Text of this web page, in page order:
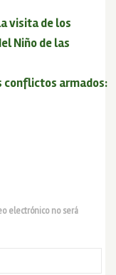
visita de los
Niño de las
conflictos armados:
electrónico no será